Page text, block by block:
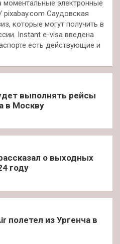
моментальные электронные
Саудовская
которые могут получить в
Instant e-visa введена
есть действующие и
выполнять рейсы
в Москву
о выходных
году
полетел из Ургенча в